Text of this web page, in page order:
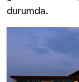
durumda.